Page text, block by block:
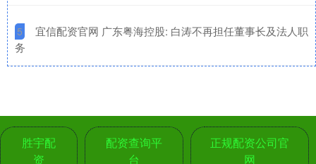
5
​宜信配资官网 广东粤海控股: 白涛不再担任董事长及法人职
务
胜宇配
资
配资查询平
台
正规配资公司官
网